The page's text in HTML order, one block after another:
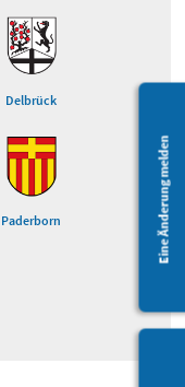
Eine Änderung melden
Delbrück
Paderborn